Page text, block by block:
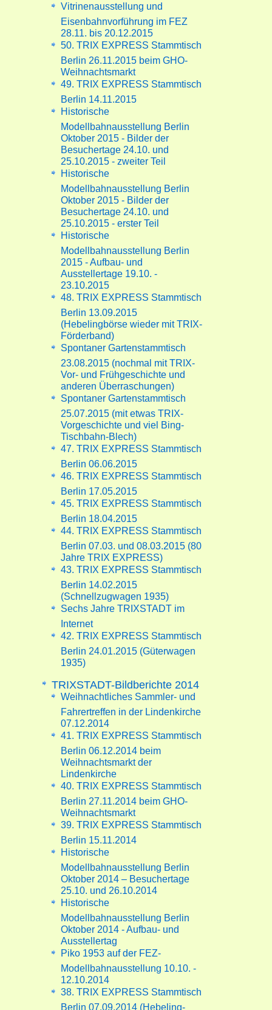
Vitrinenausstellung und
Eisenbahnvorführung im FEZ
28.11. bis 20.12.2015
50. TRIX EXPRESS Stammtisch
Berlin 26.11.2015 beim GHO-
Weihnachtsmarkt
49. TRIX EXPRESS Stammtisch
Berlin 14.11.2015
Historische
Modellbahnausstellung Berlin
Oktober 2015 - Bilder der
Besuchertage 24.10. und
25.10.2015 - zweiter Teil
Historische
Modellbahnausstellung Berlin
Oktober 2015 - Bilder der
Besuchertage 24.10. und
25.10.2015 - erster Teil
Historische
Modellbahnausstellung Berlin
2015 - Aufbau- und
Ausstellertage 19.10. -
23.10.2015
48. TRIX EXPRESS Stammtisch
Berlin 13.09.2015
(Hebelingbörse wieder mit TRIX-
Förderband)
Spontaner Gartenstammtisch
23.08.2015 (nochmal mit TRIX-
Vor- und Frühgeschichte und
anderen Überraschungen)
Spontaner Gartenstammtisch
25.07.2015 (mit etwas TRIX-
Vorgeschichte und viel Bing-
Tischbahn-Blech)
47. TRIX EXPRESS Stammtisch
Berlin 06.06.2015
46. TRIX EXPRESS Stammtisch
Berlin 17.05.2015
45. TRIX EXPRESS Stammtisch
Berlin 18.04.2015
44. TRIX EXPRESS Stammtisch
Berlin 07.03. und 08.03.2015 (80
Jahre TRIX EXPRESS)
43. TRIX EXPRESS Stammtisch
Berlin 14.02.2015
(Schnellzugwagen 1935)
Sechs Jahre TRIXSTADT im
Internet
42. TRIX EXPRESS Stammtisch
Berlin 24.01.2015 (Güterwagen
1935)
TRIXSTADT-Bildberichte 2014
Weihnachtliches Sammler- und
Fahrertreffen in der Lindenkirche
07.12.2014
41. TRIX EXPRESS Stammtisch
Berlin 06.12.2014 beim
Weihnachtsmarkt der
Lindenkirche
40. TRIX EXPRESS Stammtisch
Berlin 27.11.2014 beim GHO-
Weihnachtsmarkt
39. TRIX EXPRESS Stammtisch
Berlin 15.11.2014
Historische
Modellbahnausstellung Berlin
Oktober 2014 – Besuchertage
25.10. und 26.10.2014
Historische
Modellbahnausstellung Berlin
Oktober 2014 - Aufbau- und
Ausstellertag
Piko 1953 auf der FEZ-
Modellbahnausstellung 10.10. -
12.10.2014
38. TRIX EXPRESS Stammtisch
Berlin 07.09.2014 (Hebeling-